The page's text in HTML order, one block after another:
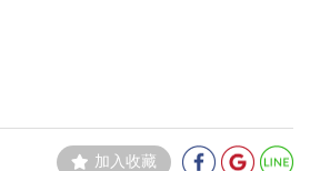
加入收藏